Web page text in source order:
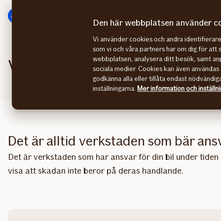
direkt
direkt
Vilket ansvar har
Det är alltid verkstaden som bär
Det är verkstaden som har ansvar för din bil under
visa att skadan inte beror på deras handlande.
Den här webbplatsen använder
Vi använder cookies och andra
som vi och våra partners har om dig för att
webbplatsen, analysera ditt besök, samt
sociala medier. Cookies kan även
godkänna alla eller tillåta endast
inställningarna. Mer information och